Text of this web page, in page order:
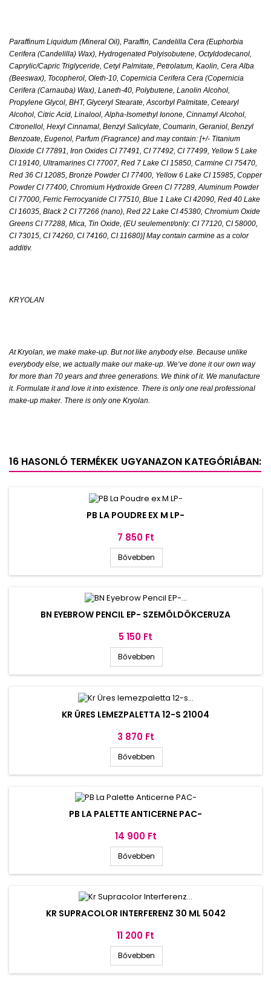
Paraffinum Liquidum (Mineral Oil), Paraffin, Candelilla Cera (Euphorbia
Cerifera (Candelilla) Wax), Hydrogenated Polyisobutene, Octyldodecanol,
Caprylic/Capric Triglyceride, Cetyl Palmitate, Petrolatum, Kaolin, Cera Alba
(Beeswax), Tocopherol, Oleth-10, Copernicia Cerifera Cera (Copernicia
Cerifera (Carnauba) Wax), Laneth-40, Polybutene, Lanolin Alcohol,
Propylene Glycol, BHT, Glyceryl Stearate, Ascorbyl Palmitate, Cetearyl
Alcohol, Citric Acid, Linalool, Alpha-Isomethyl Ionone, Cinnamyl Alcohol,
Citronellol, Hexyl Cinnamal, Benzyl Salicylate, Coumarin, Geraniol, Benzyl
Benzoate, Eugenol, Parfum (Fragrance) and may contain: [+/- Titanium
Dioxide CI 77891, Iron Oxides CI 77491, CI 77492, CI 77499, Yellow 5 Lake
CI 19140, Ultramarines CI 77007, Red 7 Lake CI 15850, Carmine CI 75470,
Red 36 CI 12085, Bronze Powder CI 77400, Yellow 6 Lake CI 15985, Copper
Powder CI 77400, Chromium Hydroxide Green CI 77289, Aluminum Powder
CI 77000, Ferric Ferrocyanide CI 77510, Blue 1 Lake CI 42090, Red 40 Lake
CI 16035, Black 2 CI 77266 (nano), Red 22 Lake CI 45380, Chromium Oxide
Greens CI 77288, Mica, Tin Oxide, (EU seulement/only: CI 77120, CI 58000,
CI 73015, CI 74260, CI 74160, CI 11680)] May contain carmine as a color
additiv.
KRYOLAN
At Kryolan, we make make-up. But not like anybody else. Because unlike
everybody else, we actually make our make-up. We‘ve done it our own way
for more than 70 years and three generations. We think of it. We manufacture
it. Formulate it and love it into existence. There is only one real professional
make-up maker. There is only one Kryolan.
16 HASONLÓ TERMÉKEK UGYANAZON KATEGÓRIÁBAN:
PB LA POUDRE EX M LP-
Ár
7 850 Ft
Bővebben
BN EYEBROW PENCIL EP- SZEMÖLDÖKCERUZA
Ár
5 150 Ft
Bővebben
KR ÜRES LEMEZPALETTA 12-S 21004
Ár
3 870 Ft
Bővebben
PB LA PALETTE ANTICERNE PAC-
Ár
14 900 Ft
Bővebben
KR SUPRACOLOR INTERFERENZ 30 ML 5042
Ár
11 200 Ft
Bővebben